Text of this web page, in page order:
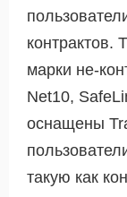
контрактов.
марки не-
Net10,
оснащены
такую ​​как